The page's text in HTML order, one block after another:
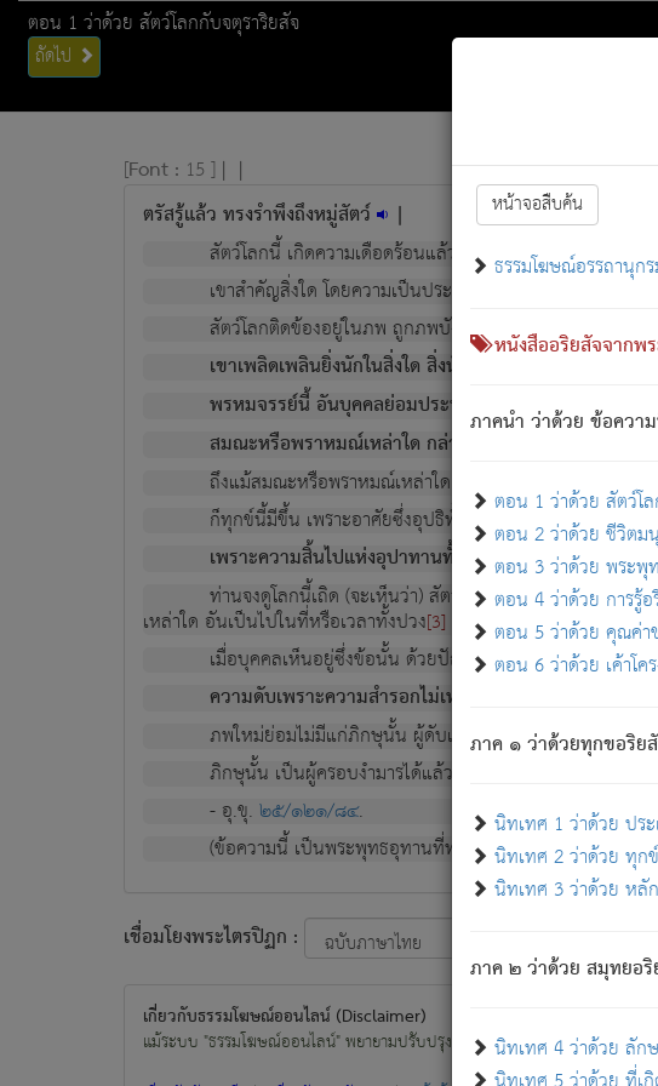
ตอน 1 ว่าด้วย สัตว์โลกกับจตุราริยสัจ
ถัดไป
หน้าจอสืบค้น
ธรรมโฆษณ์อรรถานุก
หนังสืออริยสัจจากพ
ภาคนำ ว่าด้วย ข้อควา
ตอน 1 ว่าด้วย สัตว์โ
ตอน 2 ว่าด้วย ชีวิตม
ตอน 3 ว่าด้วย พระพุ
ตอน 4 ว่าด้วย การรู้
ตอน 5 ว่าด้วย คุณค่า
ตอน 6 ว่าด้วย เค้าโค
ภาค ๑ ว่าด้วยทุกขอริย
นิทเทศ 1 ว่าด้วย ปร
นิทเทศ 2 ว่าด้วย ทุ
นิทเทศ 3 ว่าด้วย หลั
ภาค ๒ ว่าด้วย สมุทยอริ
นิทเทศ 4 ว่าด้วย ลั
[Font : 15 ] | |
ตรัสรู้แล้ว ทรงรำพึงถึงหมู่สัตว์ |
สัตว์โลกนี้ เกิดความเดือดร้อนแล้ว มีผัสสะบังหน้า[1]ย่อมกล่
เขาสำคัญสิ่งใด โดยความเป็นประการใด แต่สิ่งนั้นย่อมเป็น (
สัตว์โลกติดข้องอยู่ในภพ ถูกภพบังหน้าแล้ว มีภพโดยความเป็
เขาเพลิดเพลินยิ่งนักในสิ่งใด สิ่งนั้นเป็นภัย (ที่เขาไม่รู้จัก)
พรหมจรรย์นี้ อันบุคคลย่อมประพฤติ ก็เพื่อการละขาดซึ่งภ
สมณะหรือพราหมณ์เหล่าใด กล่าวความหลุดพ้นจากภพว่
ถึงแม้สมณะหรือพราหมณ์เหล่าใด กล่าวความออกไปได้จากภ
ก็ทุกข์นี้มีขึ้น เพราะอาศัยซึ่งอุปธิทั้งปวง.
เพราะความสิ้นไปแห่งอุปาทานทั้งปวง ความเกิดขึ้นแห่งทุก
ท่านจงดูโลกนี้เถิด (จะเห็นว่า) สัตว์ทั้งหลายอันอวิชาหนา
เหล่าใด อันเป็นไปในที่หรือเวลาทั้งปวง[3] เพื่อความมีแห่งประโยชน์
เมื่อบุคคลเห็นอยู่ซึ่งข้อนั้น ด้วยปัญญาอันชอบตามที่เป็นจริงอ
ความดับเพราะความสำรอกไม่เหลือ (แห่งภพทั้งหลาย) เ
ภพใหม่ย่อมไม่มีแก่ภิกษุนั้น ผู้ดับเย็นสนิทแล้ว เพราะไม่มีคว
ภิกษุนั้น เป็นผู้ครอบงำมารได้แล้ว ชนะสงครามแล้ว ก้าวล่ว
- อุ.ขุ.๒๕/๑๒๑/๘๔.
(ข้อความนี้ เป็นพระพุทธอุทานที่ทรงเปล่งออก ที่โคนต้นโพธิ์เป็
เชื่อมโยงพระไตรปิฏก :
เกี่ยวกับธรรมโฆษณ์ออนไลน์ (Disclaimer)
แม้ระบบ "ธรรมโฆษณ์ออนไลน์" พยายามปรับปรุงข้อมูลให้ถูกต้องมากที่สุด ผู้ศึก